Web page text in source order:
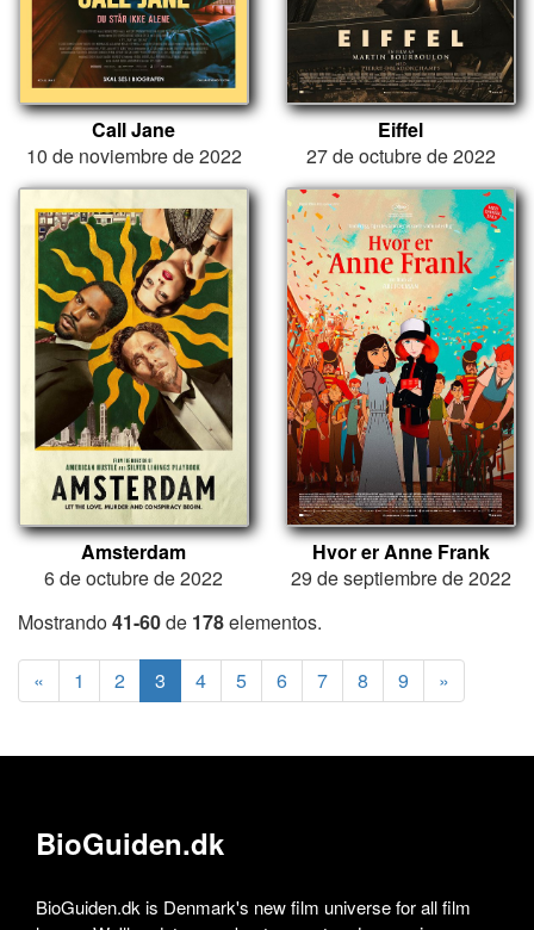
Call Jane
10 de noviembre de 2022
Eiffel
27 de octubre de 2022
Amsterdam
6 de octubre de 2022
Hvor er Anne Frank
29 de septiembre de 2022
Mostrando41-60de 178elementos.
« 1 2 3 4 5 6 7 8 9 »
BioGuiden.dk
BioGuiden.dk is Denmark's new film universe for all film